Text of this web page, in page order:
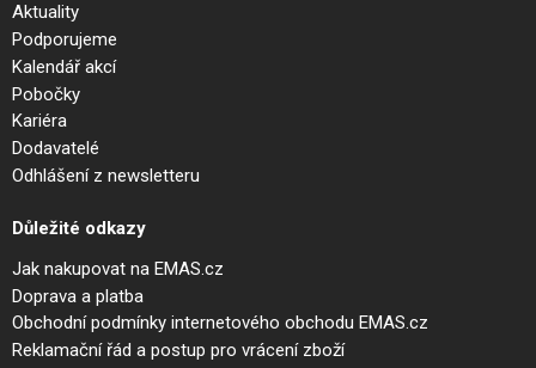
Aktuality
Podporujeme
Kalendář akcí
Pobočky
Kariéra
Dodavatelé
Odhlášení z newsletteru
Důležité odkazy
Jak nakupovat na EMAS.cz
Doprava a platba
Obchodní podmínky internetového obchodu EMAS.cz
Reklamační řád a postup pro vrácení zboží